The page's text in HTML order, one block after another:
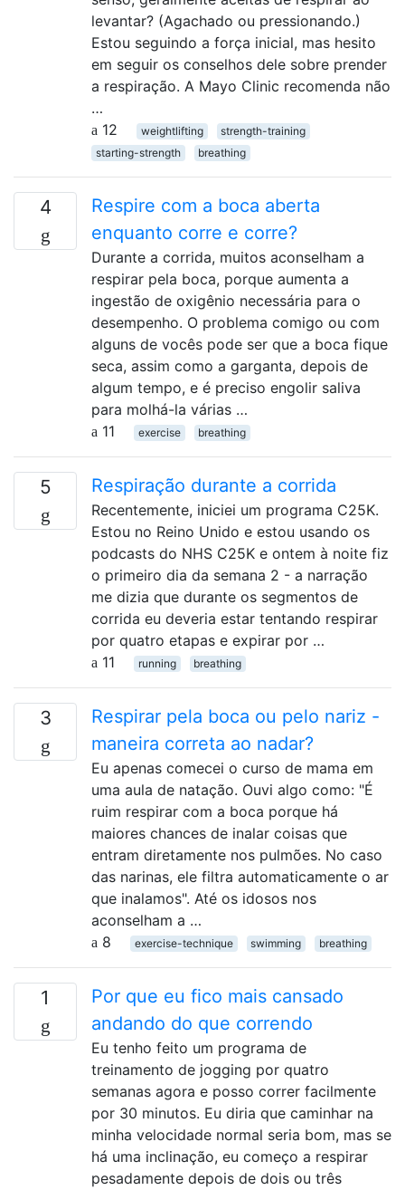
levantar? (Agachado ou pressionando.)
Estou seguindo a força inicial, mas hesito
em seguir os conselhos dele sobre prender
a respiração. A Mayo Clinic recomenda não
…
12
weightlifting
strength-training
starting-strength
breathing
4
Respire com a boca aberta
enquanto corre e corre?
Durante a corrida, muitos aconselham a
respirar pela boca, porque aumenta a
ingestão de oxigênio necessária para o
desempenho. O problema comigo ou com
alguns de vocês pode ser que a boca fique
seca, assim como a garganta, depois de
algum tempo, e é preciso engolir saliva
para molhá-la várias …
11
exercise breathing
5 Respiração durante a corrida
Recentemente, iniciei um programa C25K.
Estou no Reino Unido e estou usando os
podcasts do NHS C25K e ontem à noite fiz
o primeiro dia da semana 2 - a narração
me dizia que durante os segmentos de
corrida eu deveria estar tentando respirar
por quatro etapas e expirar por …
11
running breathing
3
Respirar pela boca ou pelo nariz -
maneira correta ao nadar?
Eu apenas comecei o curso de mama em
uma aula de natação. Ouvi algo como: "É
ruim respirar com a boca porque há
maiores chances de inalar coisas que
entram diretamente nos pulmões. No caso
das narinas, ele filtra automaticamente o ar
que inalamos". Até os idosos nos
aconselham a …
8
exercise-technique swimming breathing
1
Por que eu fico mais cansado
andando do que correndo
Eu tenho feito um programa de
treinamento de jogging por quatro
semanas agora e posso correr facilmente
por 30 minutos. Eu diria que caminhar na
minha velocidade normal seria bom, mas se
há uma inclinação, eu começo a respirar
pesadamente depois de dois ou três